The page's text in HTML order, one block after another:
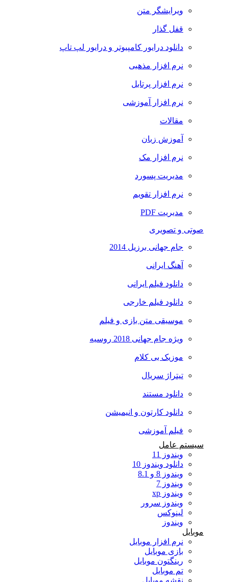
ویرایشگر متن
قفل گذار
دانلود درایور کامپیوتر و درایور لپ تاپ
نرم افزار مذهبی
نرم افزار پرتابل
نرم افزار آموزشی
مقالات
آموزش زبان
نرم افزار مک
مدیریت پسورد
نرم افزار تقویم
مدیریت PDF
صوتی و تصویری
جام جهانی برزیل 2014
آهنگ ایرانی
دانلود فیلم ایرانی
دانلود فیلم خارجی
موسیقی متن بازی و فیلم
ویژه جام جهانی 2018 روسیه
موزیک بی کلام
تیتراژ سریال
دانلود مستند
دانلود کارتون و انیمیشن
فیلم آموزشی
سیستم عامل
ویندوز 11
دانلود ویندوز 10
ویندوز 8 و 8.1
ویندوز 7
ویندوز xp
ویندوز سرور
لینوکس
ویندوز
موبایل
نرم افزار موبایل
بازی موبایل
رینگتون موبایل
تم موبایل
نقشه موبایل